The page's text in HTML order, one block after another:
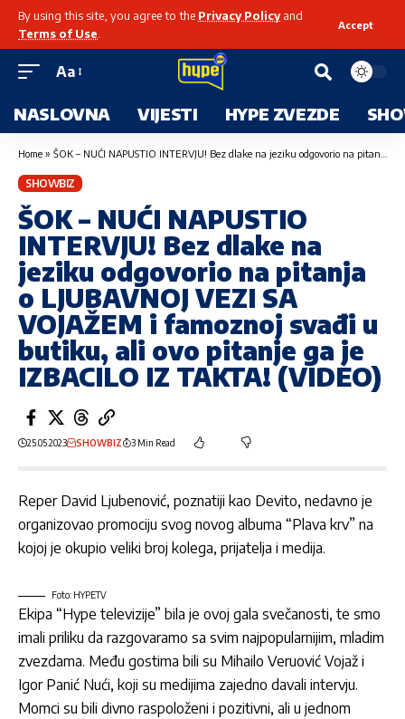
By using this site, you agree to the Privacy Policyand
Terms of Use
Accept
Aa
NASLOVNA VIJESTI HYPE ZVEZDE
Home » ŠOK – NUĆI NAPUSTIO INTERVJU! Bez dlake na jeziku odgovorio na pitanja o LJUBAVNOJ VEZI SA VOJAŽEM i famoznoj svađi u butiku, ali ovo pitanje ga je IZBACILO IZ TAKTA! (VIDEO)
SHOWBIZ
ŠOK – NUĆI NAPUSTIO
INTERVJU! Bez dlake na
jeziku odgovorio na pitanja
o LJUBAVNOJ VEZI SA
VOJAŽEM i famoznoj svađi u
butiku, ali ovo pitanje ga je
IZBACILO IZ TAKTA! (VIDEO)
25.05.2023 SHOWBIZ 3 Min Read
Reper David Ljubenović, poznatiji kao Devito, nedavno je
organizovao promociju svog novog albuma “Plava krv” na
kojoj je okupio veliki broj kolega, prijatelja i medija.
Foto: HYPETV
Ekipa “Hype televizije” bila je ovoj gala svečanosti, te smo
imali priliku da razgovaramo sa svim najpopularnijim, mladim
zvezdama. Među gostima bili su Mihailo Veruović Vojaž i
Igor Panić Nući, koji su medijima zajedno davali intervju.
Momci su bili divno raspoloženi i pozitivni, ali u jednom